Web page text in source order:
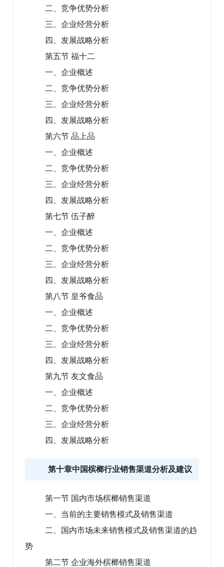
二、竞争优势分析
三、企业经营分析
四、发展战略分析
第五节 福十二
一、企业概述
二、竞争优势分析
三、企业经营分析
四、发展战略分析
第六节 品上品
一、企业概述
二、竞争优势分析
三、企业经营分析
四、发展战略分析
第七节 伍子醉
一、企业概述
二、竞争优势分析
三、企业经营分析
四、发展战略分析
第八节 皇爷食品
一、企业概述
二、竞争优势分析
三、企业经营分析
四、发展战略分析
第九节 友文食品
一、企业概述
二、竞争优势分析
三、企业经营分析
四、发展战略分析
第十章中国槟榔行业销售渠道分析及建议
第一节 国内市场槟榔销售渠道
一、当前的主要销售模式及销售渠道
二、国内市场未来销售模式及销售渠道的趋
势
第二节 企业海外槟榔销售渠道